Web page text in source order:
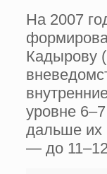
На 2007
Кадырову
уровне
дальше их
— до 11–12